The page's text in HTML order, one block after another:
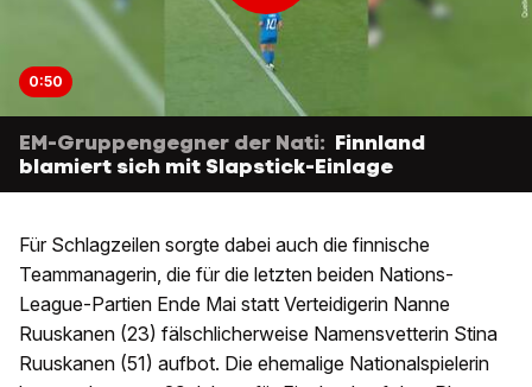
0:50
EM-Gruppengegner der Nati: Finnland
blamiert sich mit Slapstick-Einlage
Für Schlagzeilen sorgte dabei auch die finnische
Teammanagerin, die für die letzten beiden Nations-
League-Partien Ende Mai statt Verteidigerin Nanne
Ruuskanen (23) fälschlicherweise Namensvetterin Stina
Ruuskanen (51) aufbot. Die ehemalige Nationalspielerin